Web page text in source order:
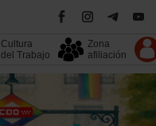
Cultura
del Trabajo
Zona
afiliación